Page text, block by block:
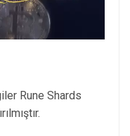
Rune Shards